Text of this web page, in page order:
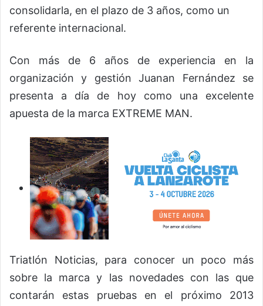
consolidarla, en el plazo de 3 años, como un
referente internacional.
Con más de 6 años de experiencia en la
organización y gestión Juanan Fernández se
presenta a día de hoy como una excelente
apuesta de la marca EXTREME MAN.
Triatlón Noticias, para conocer un poco más
sobre la marca y las novedades con las que
contarán estas pruebas en el próximo 2013